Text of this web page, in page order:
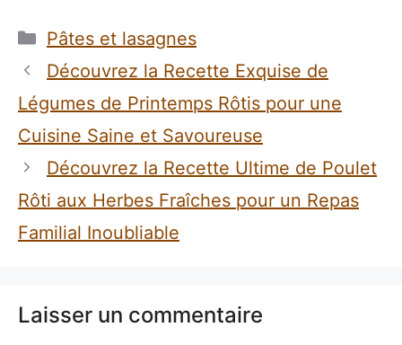
Catégories
Pâtes et lasagnes
Découvrez la Recette Exquise de
Légumes de Printemps Rôtis pour une
Cuisine Saine et Savoureuse
Découvrez la Recette Ultime de Poulet
Rôti aux Herbes Fraîches pour un Repas
Familial Inoubliable
Laisser un commentaire